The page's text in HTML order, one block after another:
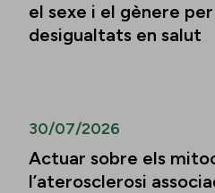
el sexe i el gènere
desigualtats en salut
30/07/2026
Actuar sobre els
l’aterosclerosi